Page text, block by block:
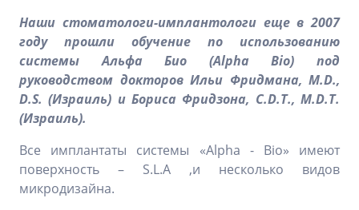
Наши стоматологи-имплантологи еще в 2007
году прошли обучение по использованию
системы Альфа Био (Alpha Bio) под
руководством докторов Ильи Фридмана, M.D.,
D.S. (Израиль) и Бориса Фридзона, C.D.T., M.D.T.
(Израиль).
Все имплантаты системы «Alpha - Bio» имеют
поверхность – S.L.A ,и несколько видов
микродизайна.